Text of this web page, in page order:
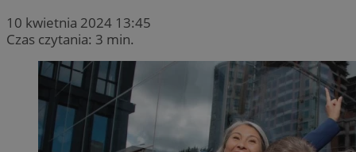
10 kwietnia 2024 13:45
Czas czytania: 3 min.